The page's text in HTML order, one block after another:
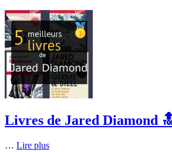
Livres de Jared Diamond
… Lire plus